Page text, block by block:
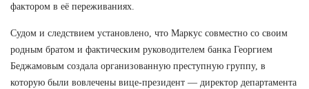
фактором в её переживаниях.
Судом и следствием установлено, что Маркус совместно со своим
родным братом и фактическим руководителем банка Георгием
Беджамовым создала организованную преступную группу, в
которую были вовлечены вице-президент — директор департамента